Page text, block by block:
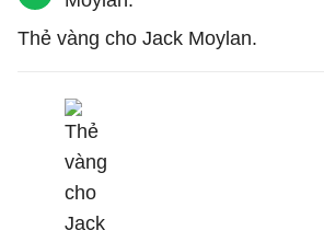
Thẻ vàng cho Jack Moylan.